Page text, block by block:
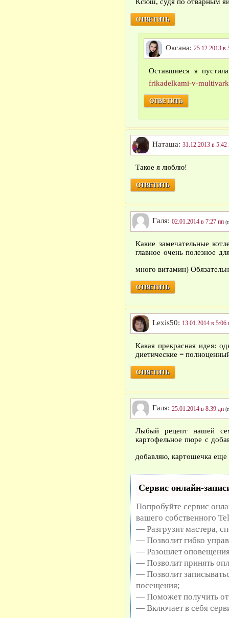
Ксюш, судя по отварным
ОТВЕТИТЬ
Оксана: 25.12.2013 в
Оставшиеся я
frikadelkami-v-
ОТВЕТИТЬ
Наташа: 31.12.2013 в 5:42
Такое я люблю!
ОТВЕТИТЬ
Галя: 02.01.2014 в 7:27 пп
Какие замечательные
главное очень полезное
много витамин)
ОТВЕТИТЬ
Lexis50: 13.01.2014 в 5:06
Какая прекрасная идея:
диетические =
ОТВЕТИТЬ
Галя: 25.01.2014 в 8:39 дп
Лыбый рецепт нашей
картофельное пюре с
добавляю, картошечка
Сервис онлайн-
Попробуйте сервис
вашего собственного
— Разгрузит мастера,
— Позволит гибко
— Разошлет
— Позволит принять
— Позволит
посещения;
— Поможет получить от
— Включает в себя